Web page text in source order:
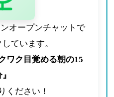
オープンチャットで
ています。
ワク目覚める朝の15
ください！